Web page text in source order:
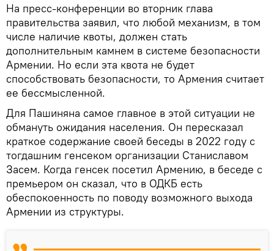
На пресс-конференции во вторник глава
правительства заявил, что любой механизм, в том
числе наличие квоты, должен стать
дополнительным камнем в системе безопасности
Армении. Но если эта квота не будет
способствовать безопасности, то Армения считает
ее бессмысленной.
Для Пашиняна самое главное в этой ситуации не
обмануть ожидания населения. Он пересказал
краткое содержание своей беседы в 2022 году с
тогдашним генсеком организации Станиславом
Засем. Когда генсек посетил Армению, в беседе с
премьером он сказал, что в ОДКБ есть
обеспокоенность по поводу возможного выхода
Армении из структуры.